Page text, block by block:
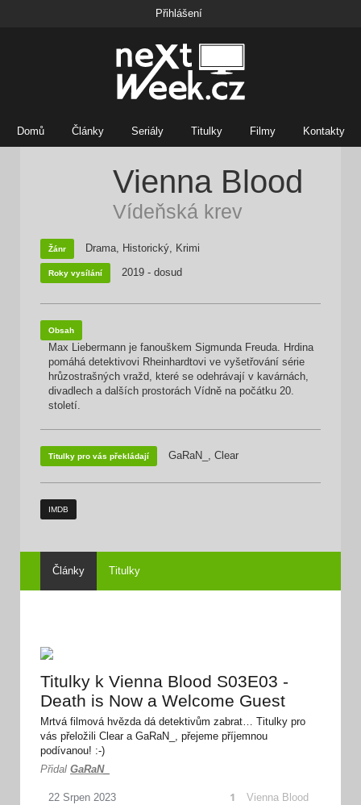
Přihlášení
Domů Články Seriály Titulky Filmy Kontakty
Vienna Blood
Vídeňská krev
Žánr Drama, Historický, Krimi
Roky vysílání 2019 - dosud
Obsah
Max Liebermann je fanouškem Sigmunda Freuda. Hrdina
pomáhá detektivovi Rheinhardtovi ve vyšetřování série
hrůzostrašných vražd, které se odehrávají v kavárnách,
divadlech a dalších prostorách Vídně na počátku 20.
století.
Titulky pro vás překládají GaRaN_, Clear
IMDB
Články Titulky
22 Srpen 2023
Titulky k Vienna Blood S03E03 -
Death is Now a Welcome Guest
Mrtvá filmová hvězda dá detektivům zabrat… Titulky pro
vás přeložili Clear a GaRaN_, přejeme příjemnou
podívanou! :-)
Přidal GaRaN_
1 Vienna Blood